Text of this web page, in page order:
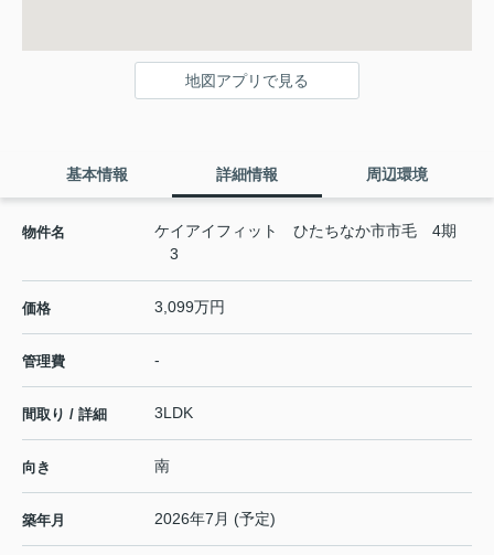
地図アプリで見る
基本情報 詳細情報 周辺環境
物件名
ケイアイフィット ひたちなか市市毛 4期
3
価格 3,099万円
管理費 -
間取り / 詳細 3LDK
向き 南
築年月 2026年7月 (予定)